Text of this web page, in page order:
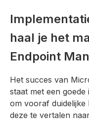
haal je het
Endpoint
Het succes van
staat met een
om vooraf duidelijke
deze te vertalen